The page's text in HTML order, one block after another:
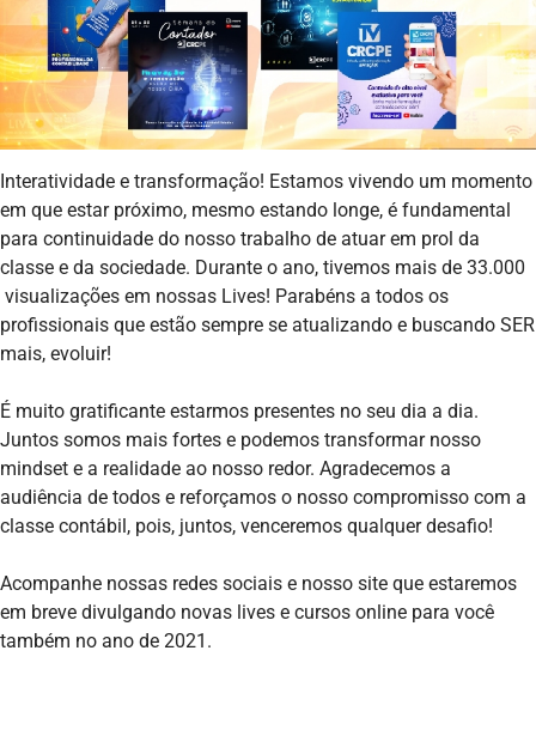
Interatividade e transformação! Estamos vivendo um momento
em que estar próximo, mesmo estando longe, é fundamental
para continuidade do nosso trabalho de atuar em prol da
classe e da sociedade. Durante o ano, tivemos mais de 33.000
visualizações em nossas Lives! Parabéns a todos os
profissionais que estão sempre se atualizando e buscando SER
mais, evoluir!
É muito gratificante estarmos presentes no seu dia a dia.
Juntos somos mais fortes e podemos transformar nosso
mindset e a realidade ao nosso redor. Agradecemos a
audiência de todos e reforçamos o nosso compromisso com a
classe contábil, pois, juntos, venceremos qualquer desafio!
Acompanhe nossas redes sociais e nosso site que estaremos
em breve divulgando novas lives e cursos online para você
também no ano de 2021.